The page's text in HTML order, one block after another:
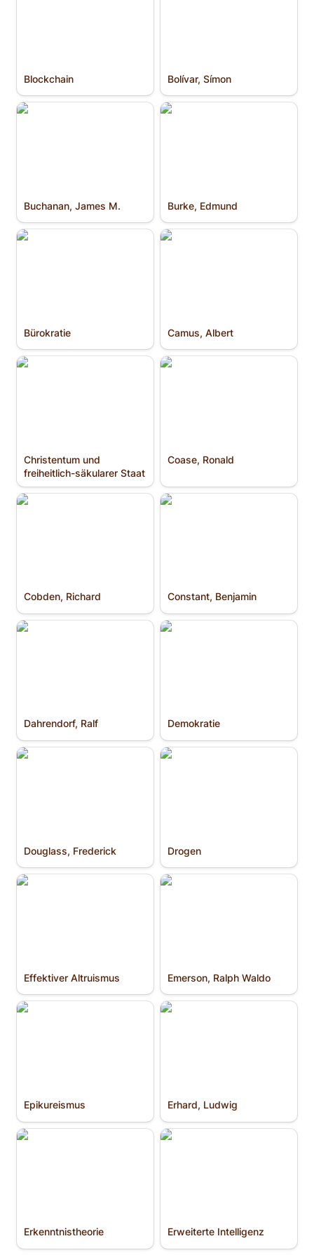
Blockchain Bolívar, Símon
Buchanan, James M.
Buchanan, James M.
Burke, Edmund
Burke, Edmund
Bürokratie
Bürokratie
Camus, Albert
Camus, Albert
Christentum und
Christentum und
freiheitlich-säkularer Staat
Coase, Ronald
Coase, Ronald
Cobden, Richard
Cobden, Richard
Constant, Benjamin
Constant, Benjamin
Dahrendorf, Ralf
Dahrendorf, Ralf
Demokratie
Demokratie
Douglass, Frederick
Douglass, Frederick
Drogen
Drogen
Effektiver Altruismus
Effektiver Altruismus
Emerson, Ralph Waldo
Emerson, Ralph Waldo
Epikureismus
Epikureismus
Erhard, Ludwig
Erhard, Ludwig
Erkenntnis­theorie
Erkenntnis­theorie
Erweiterte Intelligenz
Erweiterte Intelligenz